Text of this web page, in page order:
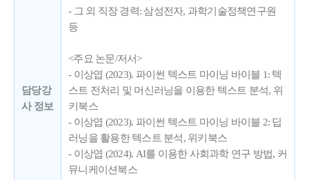
담당강
사 정보
- 그 외 직장 경력: 삼성전자, 과학기술정책연구원
등
<주요 논문/저서>
- 이상엽 (2023). 파이썬 텍스트 마이닝 바이블 1: 텍
스트 전처리 및 머신러닝을 이용한 텍스트 분석, 위
키북스
- 이상엽 (2023). 파이썬 텍스트 마이닝 바이블 2: 딥
러닝을 활용한 텍스트 분석, 위키북스
- 이상엽 (2024). AI를 이용한 사회과학 연구 방법, 커
뮤니케이션북스